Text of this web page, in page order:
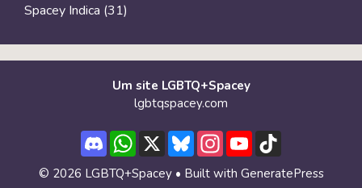
Spacey Indica (31)
Um site LGBTQ+Spacey
lgbtqspacey.com
DiscordWhatsApp
X BlueskyInstagram
YouTube
Channel
© 2026 LGBTQ+Spacey• Built with GeneratePress